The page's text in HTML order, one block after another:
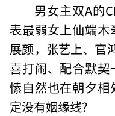
男女主双A的
表最弱女上仙端
展颜，张艺上、官
喜打闹、配合默
愫自然也在朝夕
定没有姻缘线?